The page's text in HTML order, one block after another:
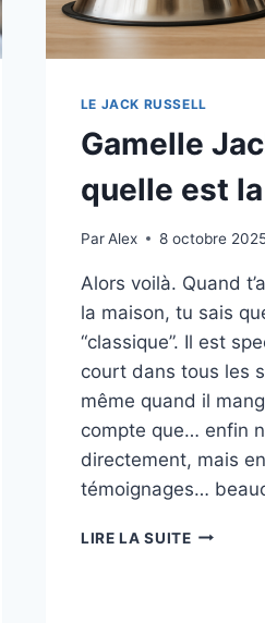
LE JACK RUSSELL
Gamelle
quelle est
ParAlex 8 octobre
Alors voilà. Quand
la maison, tu sais
“classique”. Il est
court dans tous les
même quand il
compte que… enfin
directement, mais
témoignages…
LIRE LA SUITEGAMELLE